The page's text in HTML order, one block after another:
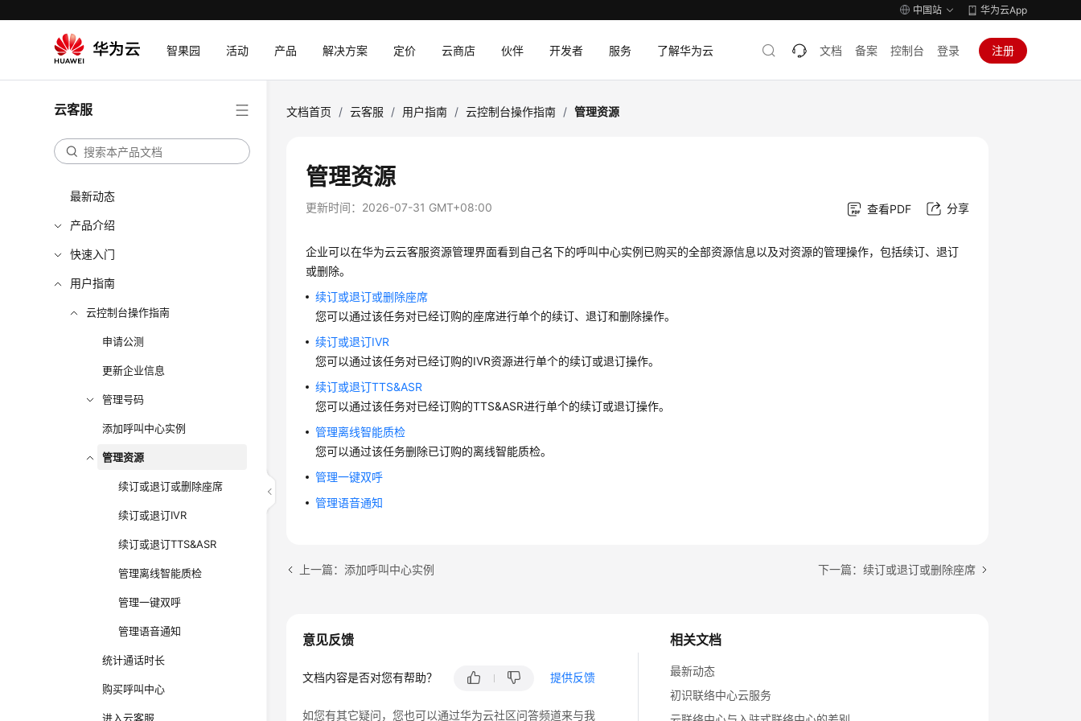
中国站 华为云App
智果园 活动 产品 解决方案 定价 云商店 伙伴 开发者 服务 了解华为云 文档 备案 控制台 登录 注册
云客服
最新动态
产品介绍
快速入门
用户指南
云控制台操作指南
申请公测
更新企业信息
管理号码
添加呼叫中心实例
管理资源
续订或退订或删除座席
续订或退订IVR
续订或退订TTS&ASR
管理离线智能质检
管理一键双呼
管理语音通知
统计通话时长
购买呼叫中心
进入云客服
文档首页 / 云客服 / 用户指南 / 云控制台操作指南 / 管理资源
管理资源
更新时间： 2026-07-31 GMT+08:00 查看PDF 分享
企业可以在华为云云客服资源管理界面看到自己名下的呼叫中心实例已购买的全部资源信息以及对资源的管理操作，包括续订、退订
或删除。
续订或退订或删除座席
您可以通过该任务对已经订购的座席进行单个的续订、退订和删除操作。
续订或退订IVR
您可以通过该任务对已经订购的IVR资源进行单个的续订或退订操作。
续订或退订TTS&ASR
您可以通过该任务对已经订购的TTS&ASR进行单个的续订或退订操作。
管理离线智能质检
您可以通过该任务删除已订购的离线智能质检。
管理一键双呼
管理语音通知
上一篇：添加呼叫中心实例 下一篇：续订或退订或删除座席
相关文档
最新动态
初识联络中心云服务
意见反馈
文档内容是否对您有帮助？ 提供反馈
如您有其它疑问，您也可以通过华为云社区问答频道来与我